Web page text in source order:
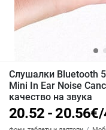
Слушалки Bluetooth
Mini In Ear Noise
качество на звука
20.52 - 20.56€/